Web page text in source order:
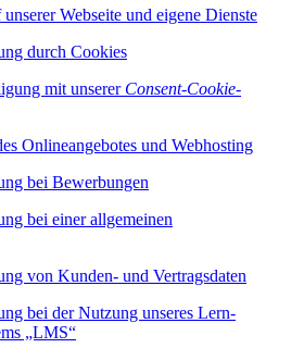
Webseite und eigene Dienste
durch Cookies
mit unserer Consent-Cookie-
Onlineangebotes und Webhosting
bei Bewerbungen
bei einer allgemeinen
von Kunden- und Vertragsdaten
bei der Nutzung unseres Lern-
„LMS“